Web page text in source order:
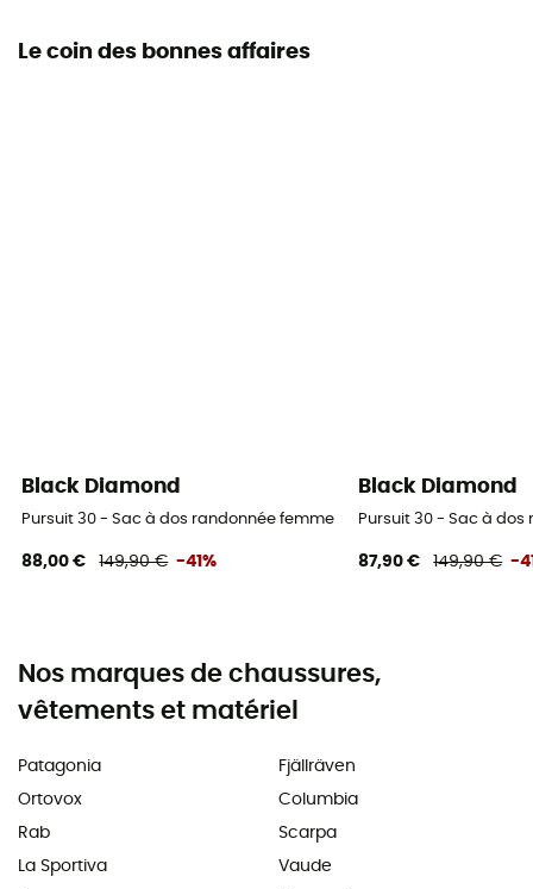
Le coin des bonnes affaires
Black Diamond
Pursuit 30 - Sac à dos randonnée femme
88,00 € 149,90 € -41%
Black Diamond
Pursuit 30 - Sac à
87,90 € 149,90 € -
Nos marques de chaussures,
vêtements et matériel
Patagonia
Ortovox
Rab
La Sportiva
Fjällräven
Columbia
Scarpa
Vaude